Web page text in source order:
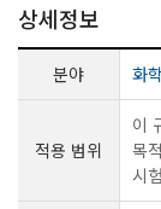
상세정보
분야 화
적용 범위
이
목
시